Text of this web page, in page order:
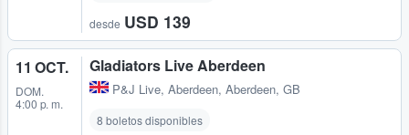
desde USD 139
11 OCT.
DOM.
4:00 p. m.
Gladiators Live Aberdeen
P&J Live, Aberdeen, Aberdeen, GB
8 boletos disponibles